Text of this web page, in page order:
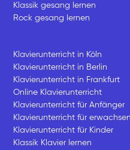
Klassik gesang lernen
Rock gesang lernen
Klavierunterricht in Köln
Klavierunterricht in Berlin
Klavierunterricht in Frankfurt
Online Klavierunterricht
Klavierunterricht für Anfänger
Klavierunterricht für
Klavierunterricht für Kinder
Klassik Klavier lernen